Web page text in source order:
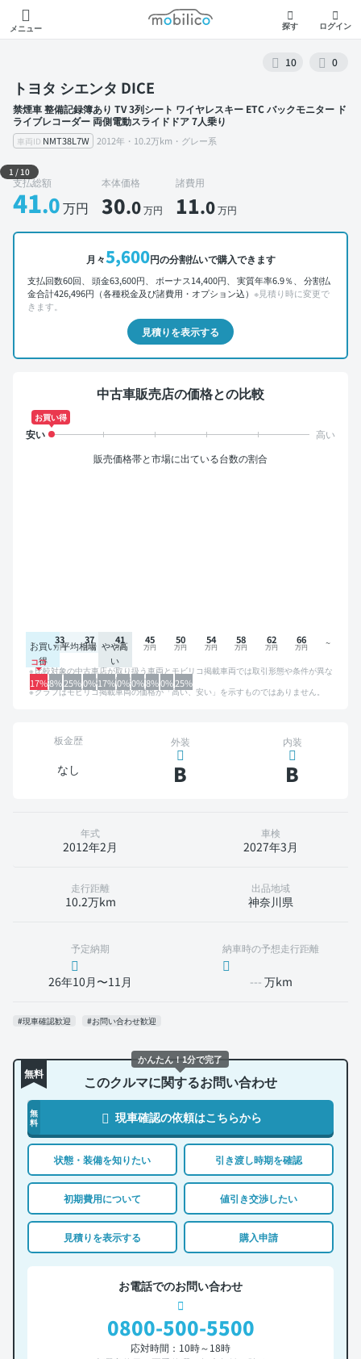
メニュー
モビリコ
探す ログイン
10 0
トヨタ シエンタ DICE
禁煙車 整備記録簿あり TV 3列シート ワイヤレスキー ETC バックモニター ド
ライブレコーダー 両側電動スライドドア 7人乗り
車両ID NMT38L7W 2012年・10.2万km・グレー系
外装 左前
1 /10
支払総額
41.0万円
本体価格
30.0万円
諸費用
11.0万円
月々5,600円の分割払いで購入できます
支払回数60回、 頭金63,600円、 ボーナス14,400円、 実質年率6.9％、 分割払
金合計426,496円（各種税金及び諸費用・オプション込） ※見積り時に変更で
きます。
見積りを表示する
中古車販売店の価格との比較
お買い得
販売価格帯と市場に出ている台数の割合
お買い
得
平均相場 やや高
い
17%8%25%0%17%0%0%8%0%25%
33 37 41 45 50 54 58 62 66
比較対象の中古車店が取り扱う車両とモビリコ掲載車両では取引形態や条件が異な
るため、グラフは参考情報です。
グラフはモビリコ掲載車両の価格が「高い、安い」を示すものではありません。
板金歴
なし
外装
B
内装
B
年式
2012年2月
車検
2027年3月
走行距離
10.2万km
出品地域
神奈川県
予定納期
26年10月〜11月
納車時の予想走行距離
--- 万km
#現車確認歓迎 #お問い合わせ歓迎
無料 このクルマに関するお問い合わせ
無
料
現車確認の依頼はこちらから
状態・装備を知りたい 引き渡し時期を確認
初期費用について 値引き交渉したい
見積りを表示する 購入申請
お電話でのお問い合わせ
0800-500-5500
応対時間：10時～18時
かんたん！1分で完了